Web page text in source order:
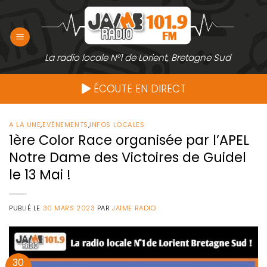
contenu
La radio locale N°1 de Lorient, Bretagne Sud
ÉCOUTE EN DIRECT
A LA UNE,EVÉNEMENTS,INFOS LOCALES
1ère Color Race organisée par l’APEL
Notre Dame des Victoires de Guidel
le 13 Mai !
PUBLIÉ LE 30 MARS 2023 PARJAIME RADIO
30